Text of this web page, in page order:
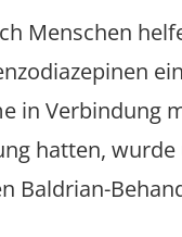
Menschen
in Verbindung
hatten,
Baldrian-